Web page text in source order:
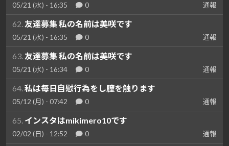
05/21 (水) - 16:35 0 通報
62. 友達募集 私の名前は美咲です
05/21 (水) - 16:35 0 通報
63. 友達募集 私の名前は美咲です
05/21 (水) - 16:34 0 通報
64.私は毎日自慰行為をし膣を触ります
05/12 (月) - 07:42 0 通報
65. インスタはmikimero10です
02/02 (日) - 12:52 0 通報